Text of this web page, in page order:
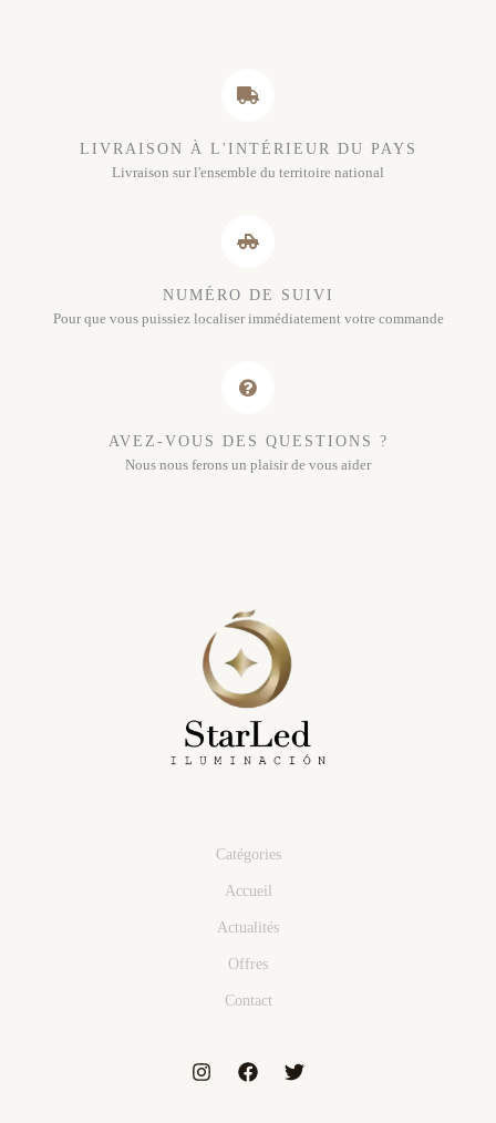
LIVRAISON À L'INTÉRIEUR DU PAYS
Livraison sur l'ensemble du territoire national
NUMÉRO DE SUIVI
Pour que vous puissiez localiser immédiatement votre commande
AVEZ-VOUS DES QUESTIONS ?
Nous nous ferons un plaisir de vous aider
Catégories
Accueil
Actualités
Offres
Contact